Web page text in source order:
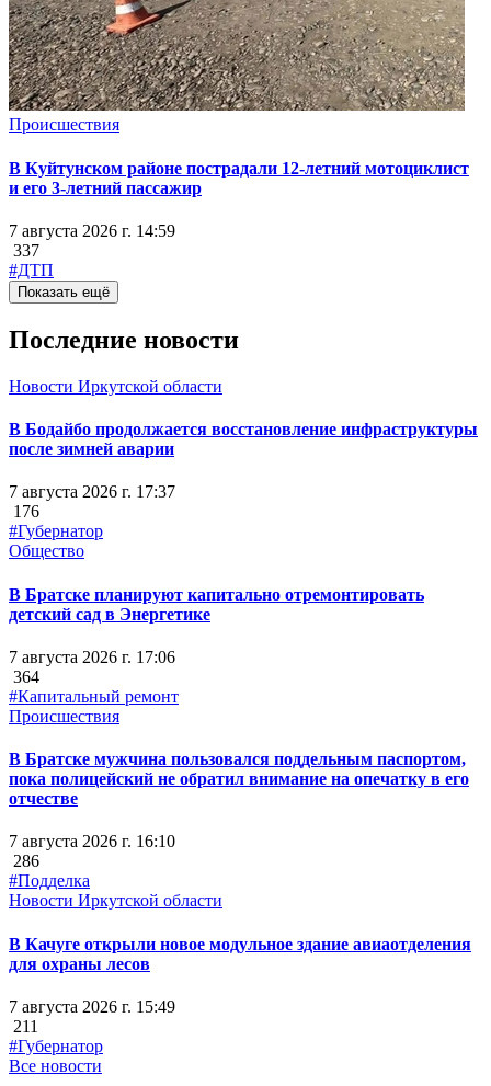
Происшествия
В Куйтунском районе пострадали 12-летний мотоциклист
и его 3-летний пассажир
7 августа 2026 г. 14:59
337
#ДТП
Показать ещё
Последние новости
Новости Иркутской области
В Бодайбо продолжается восстановление инфраструктуры
после зимней аварии
7 августа 2026 г. 17:37
176
#Губернатор
Общество
В Братске планируют капитально отремонтировать
детский сад в Энергетике
7 августа 2026 г. 17:06
364
#Капитальный ремонт
Происшествия
В Братске мужчина пользовался поддельным паспортом,
пока полицейский не обратил внимание на опечатку в его
отчестве
7 августа 2026 г. 16:10
286
#Подделка
Новости Иркутской области
В Качуге открыли новое модульное здание авиаотделения
для охраны лесов
7 августа 2026 г. 15:49
211
#Губернатор
Все новости